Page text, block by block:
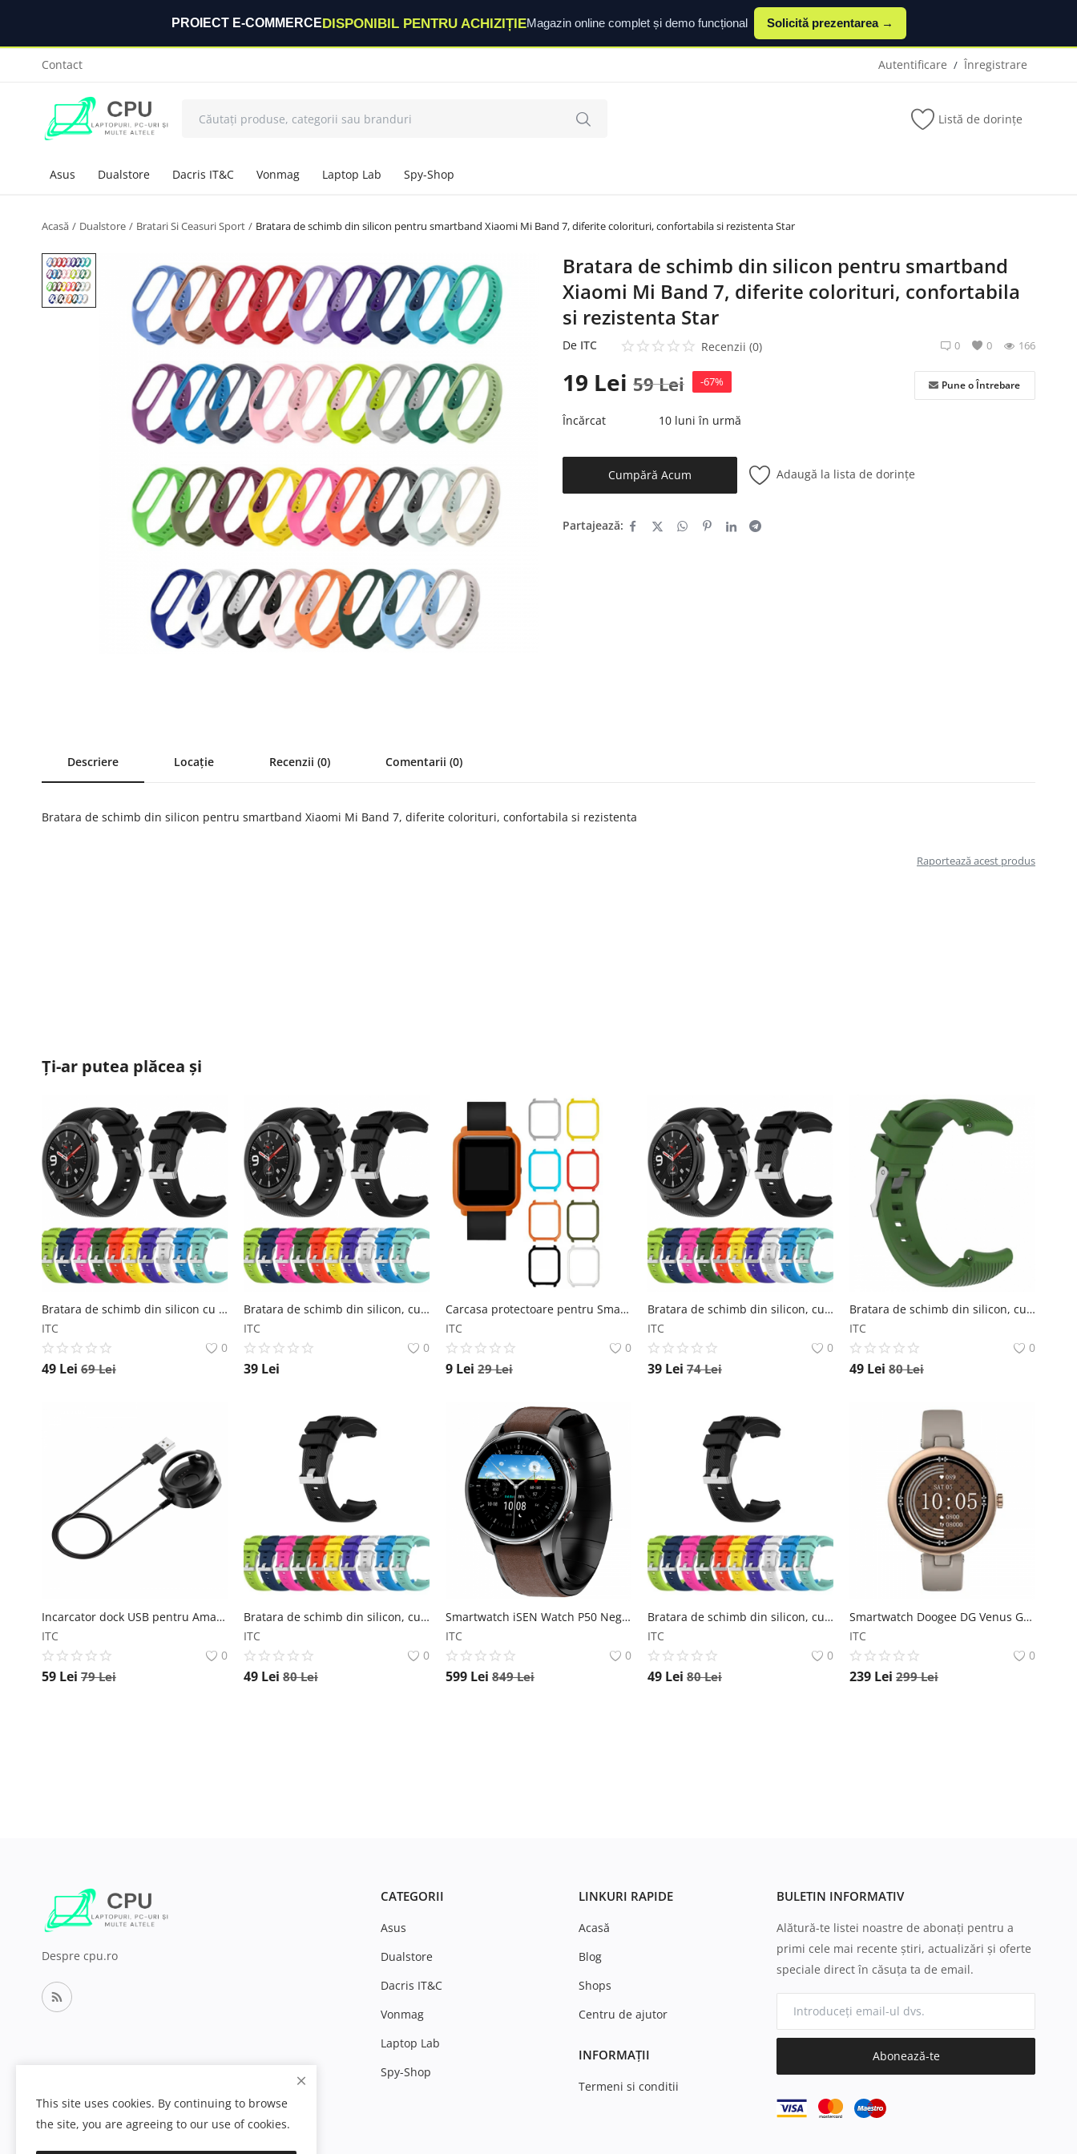
PROIECT E-COMMERCEDISPONIBIL PENTRU ACHIZIȚIEMagazin online complet și demo funcțional Solicită prezentarea →
Contact Autentificare / Înregistrare
Listă de dorințe
Asus Dualstore Dacris IT&C Vonmag Laptop Lab Spy-Shop
Acasă Dualstore Bratari Si Ceasuri Sport Bratara de schimb din silicon pentru smartband Xiaomi Mi Band 7, diferite colorituri, confortabila si rezistenta Star
Bratara de schimb din silicon pentru smartband
Xiaomi Mi Band 7, diferite colorituri, confortabila
si rezistenta Star
De ITC Recenzii (0) 0 0 166
19 Lei 59Lei -67% Pune o Întrebare
Încărcat 10 luni în urmă
Cumpără Acum Adaugă la lista de dorințe
Partajează:
Descriere Locație Recenzii (0) Comentarii (0)
Bratara de schimb din silicon pentru smartband Xiaomi Mi Band 7, diferite colorituri, confortabila si rezistenta
Raportează acest produs
Ți-ar putea plăcea și
Bratara de schimb din silicon cu striatii pentru Xiaomi Huami Amazfit GTR 42mm, diferite colorituri, confortabila si rezistenta Star
ITC
0
49 Lei 69Lei
Bratara de schimb din silicon, cu striatii, pentru Xiaomi Huami Amazfit GTR de 47mm, diferite colorituri, confortabila si rezistenta Star
ITC
0
39 Lei
Carcasa protectoare pentru Smartwatch Amazfit Bip Xiaomi
ITC
0
9 Lei 29Lei
Bratara de schimb din silicon, cu striatii, pentru Xiaomi Huami Amazfit GTR de 47mm, diferite colorituri, confortabila si rezistenta Star
ITC
0
39 Lei 74Lei
Bratara de schimb din silicon, cu striatii, pentru Xiaomi Huami Amazfit GTS, diferite colorituri, confortabila si rezistenta Star
ITC
0
49 Lei 80Lei
Incarcator dock USB pentru Amazfit Stratos A1609
ITC
0
59 Lei 79Lei
Bratara de schimb din silicon, cu striatii, pentru Xiaomi Huami Amazfit GTS, diferite colorituri, confortabila si rezistenta Star
ITC
0
49 Lei 80Lei
Smartwatch iSEN Watch P50 Negru cu bratara maro inchis din piele, IPS 1.3 , Tensiometru cu manseta gonflabila, Temperatura, Oxigen iSEN
ITC
0
599 Lei 849Lei
Bratara de schimb din silicon, cu striatii, pentru Xiaomi Huami Amazfit GTS, diferite colorituri, confortabila si rezistenta Star
ITC
0
49 Lei 80Lei
Smartwatch Doogee DG Venus Gold, 1.09 HD, Ritm cardiac, Multi-sport, Monitorizare menstruatie, 200mAh Doogee
ITC
0
239 Lei 299Lei
Despre cpu.ro
CATEGORII
Asus
Dualstore
Dacris IT&C
Vonmag
Laptop Lab
Spy-Shop
LINKURI RAPIDE
Acasă
Blog
Shops
Centru de ajutor
INFORMAȚII
Termeni si conditii
BULETIN INFORMATIV
Alătură-te listei noastre de abonați pentru a
primi cele mai recente știri, actualizări și oferte
speciale direct în căsuța ta de email.
Abonează-te
This site uses cookies. By continuing to browse
the site, you are agreeing to our use of cookies.